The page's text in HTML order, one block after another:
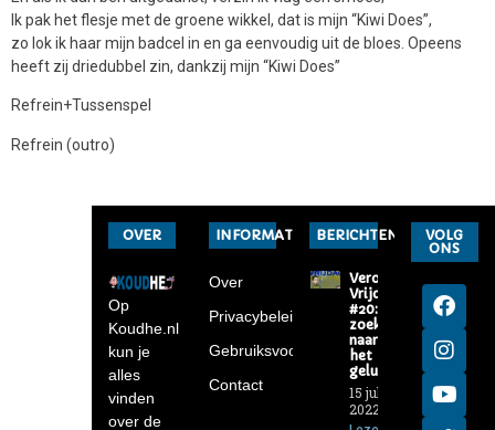
Ik pak het flesje met de groene wikkel, dat is mijn “Kiwi Does”,
zo lok ik haar mijn badcel in en ga eenvoudig uit de bloes. Opeens
heeft zij driedubbel zin, dankzij mijn “Kiwi Does”
Refrein+Tussenspel
Refrein (outro)
OVER
Op
Koudhe.nl
kun je
alles
vinden
over de
INFORMATIE
Over
Privacybeleid
Gebruiksvoorwaarden
Contact
BERICHTEN
Verona-
Vrijdag
#20: Op
zoek
naar
het
geluk
15 juli
2022
VOLG
ONS